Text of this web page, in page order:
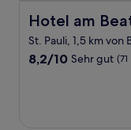
Hotel am
Hotel am
St. Pauli, 1,5 km
8.2
8,2/10 Sehr gut